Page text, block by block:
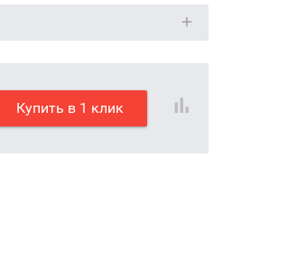
Купить в 1 клик